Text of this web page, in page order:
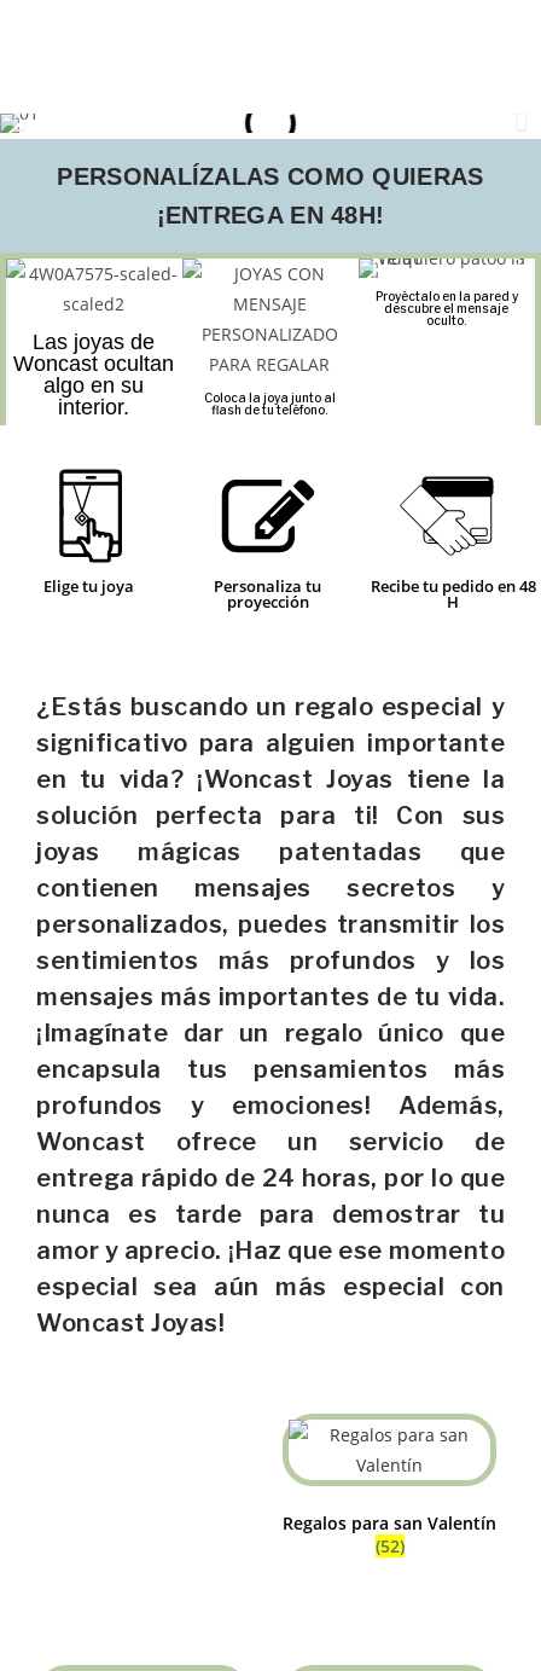
PERSONALÍZALAS COMO QUIERAS
¡ENTREGA EN 48H!
Las joyas de
Woncast ocultan
algo en su
interior.
Coloca la joya junto al
flash de tu teléfono.
Proyéctalo en la pared y
descubre el mensaje
oculto.
Elige tu joya Personaliza tu
proyección
Recibe tu pedido en 48
H
¿Estás buscando un regalo especial y
significativo para alguien importante
en tu vida? ¡Woncast Joyas tiene la
solución perfecta para ti! Con sus
joyas mágicas patentadas que
contienen mensajes secretos y
personalizados, puedes transmitir los
sentimientos más profundos y los
mensajes más importantes de tu vida.
¡Imagínate dar un regalo único que
encapsula tus pensamientos más
profundos y emociones! Además,
Woncast ofrece un servicio de
entrega rápido de 24 horas, por lo que
nunca es tarde para demostrar tu
amor y aprecio. ¡Haz que ese momento
especial sea aún más especial con
Woncast Joyas!
Regalos para san Valentín
(52)